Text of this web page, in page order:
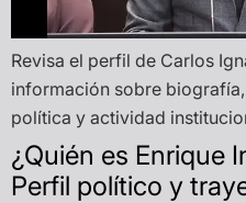
Revisa el perfil de Carlos
información sobre
política y actividad
¿Quién es Enrique
Perfil político y